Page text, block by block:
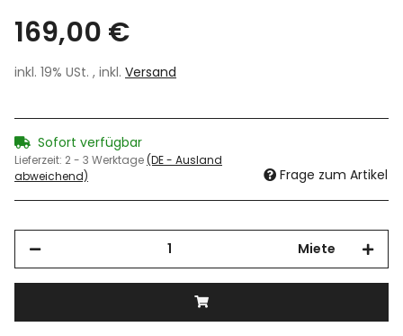
169,00 €
inkl. 19% USt. , inkl. Versand
Sofort verfügbar
Lieferzeit: 2 - 3 Werktage(DE - Ausland
abweichend)
Frage zum Artikel
Miete